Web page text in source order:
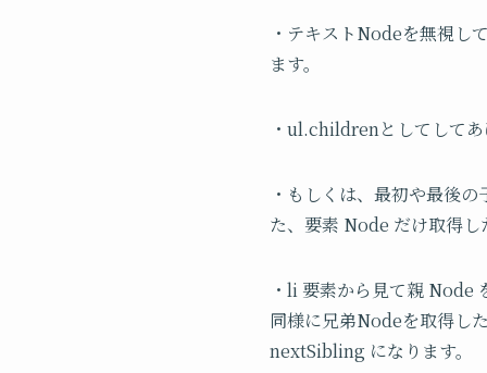
・テキストNodeを無視
ます。
・ul.childrenとしてして
・もしくは、最初や最後
た、要素 Node だけ取得
・li 要素から見て親 Node
同様に兄弟Nodeを取得し
nextSibling になります。